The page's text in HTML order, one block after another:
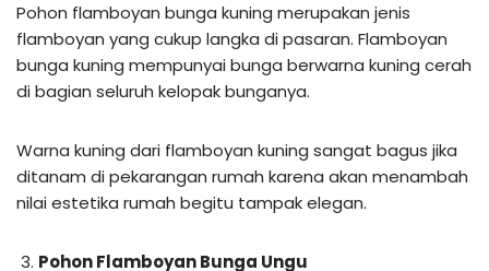
Pohon flamboyan bunga kuning merupakan jenis
flamboyan yang cukup langka di pasaran. Flamboyan
bunga kuning mempunyai bunga berwarna kuning cerah
di bagian seluruh kelopak bunganya.
Warna kuning dari flamboyan kuning sangat bagus jika
ditanam di pekarangan rumah karena akan menambah
nilai estetika rumah begitu tampak elegan.
Pohon Flamboyan Bunga Ungu